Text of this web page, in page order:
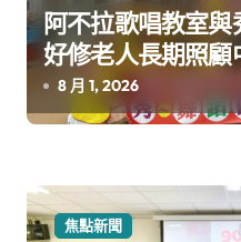
阿不拉歌唱教室
好修老人長期照顧
8 月 1, 2026
焦點新聞